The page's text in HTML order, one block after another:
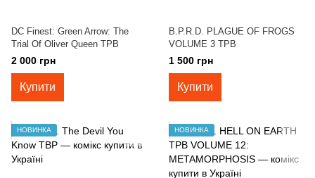
DC Finest: Green Arrow: The
Trial Of Oliver Queen TPB
2 000 грн
Купити
B.P.R.D. PLAGUE OF FROGS
VOLUME 3 TPB
1 500 грн
Купити
НОВИНКА НОВИНКА